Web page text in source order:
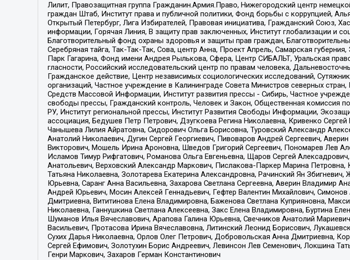
Лилит, Правозащитная группа Гражданин.Армия.Право, Нижегородский центр
граждан Штаб, Институт права и публичной политики, Фонд борьбы с коррупцией,
Открытый Петербург, Лига Избирателей, Правовая инициатива, Гражданский Союз,
информации, Горячая Линия, В защиту прав заключенных, Институт глобализации и
Благотворительный фонд охраны здоровья и защиты прав граждан,
Серебряная тайга, Так-Так-Так, Сова, центр Анна, Проект Апрель, Самарская
Парк Гагарина, Фонд имени Андрея Рылькова, Сфера, Центр СИБАЛЬТ, Уральская
гласности, Российский исследовательский центр по правам человека,
Гражданское действие, Центр независимых социологических исследований,
организаций, Частное учреждение в Калининграде Совета Министров северных
Средств Массовой Информации, Институт развития прессы - Сибирь, Частное
свободы прессы, Гражданский контроль, Человек и Закон, Общественная комиссия
РУ, Институт региональной прессы, Институт Развития Свободы Информации,
ассоциация, Бедушев Петр Петрович, Дзугкоева Регина Николаевна, Кривенко
Чанышева Лилия Айратовна, Сидорович Ольга Борисовна, Туровский Александр
Анатолий Николаевич, Дугин Сергей Георгиевич, Пивоваров Андрей Сергеевич,
Викторович, Мошель Ирина Ароновна, Шведов Григорий Сергеевич, Пономарев Лев
Исламов Тимур Рифгатович, Романова Ольга Евгеньевна, Щаров Сергей
Анатольевич, Верховский Александр Маркович, Пислакова-Паркер Марина
Татьяна Николаевна, Золотарева Екатерина Александровна, Рачинский Ян
Юрьевна, Саранг Анна Васильевна, Захарова Светлана Сергеевна, Аверин Владимир
Андрей Юрьевич, Мосин Алексей Геннадьевич, Гефтер Валентин Михайлович,
Дмитриевна, Вититинова Елена Владимировна, Баженова Светлана Куприяновна,
Николаевна, Ганнушкина Светлана Алексеевна, Закс Елена Владимировна, Буртина
Шуманов Илья Вячеславович, Арапова Галина Юрьевна, Свечников Анатолий
Васильевич, Протасова Ирина Вячеславовна, Литинский Леонид Борисович,
Сухих Дарья Николаевна, Орлов Олег Петрович, Добровольская Анна Дмитриевна,
Сергей Ефимович, Золотухин Борис Андреевич, Левинсон Лев Семенович, Локшина
Генри Маркович, Захаров Герман Константинович